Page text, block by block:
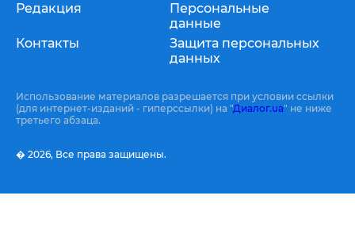
Редакция
Контакты
Персональные
данные
Защита персональных
данных
Использование материалов разрешается при условии ссылки
(для интернет-изданий - гиперссылки) на "Диалог.ua" не ниже
третьего абзаца.
� 2026, Все права защищены.